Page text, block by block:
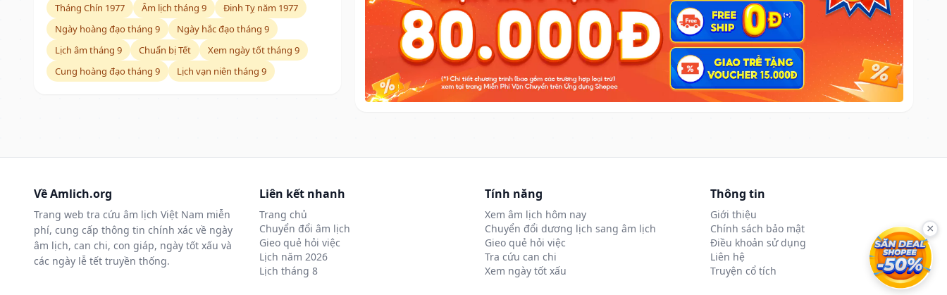
Tháng Chín 1977 Âm lịch tháng 9
Đinh Tỵ năm 1977
Ngày hoàng đạo tháng 9
Ngày hắc đạo tháng 9
Lịch âm tháng 9
Chuẩn bị Tết
Xem ngày tốt tháng 9
Cung hoàng đạo tháng 9
Lịch vạn niên tháng 9
Về Amlich.org
Trang web tra cứu âm lịch Việt Nam miễn
phí, cung cấp thông tin chính xác về ngày
âm lịch, can chi, con giáp, ngày tốt xấu và
các ngày lễ tết truyền thống.
Liên kết nhanh
Trang chủ
Chuyển đổi âm lịch
Gieo quẻ hỏi việc
Lịch năm 2026
Lịch tháng 8
Tính năng
Xem âm lịch hôm nay
Chuyển đổi dương lịch sang âm lịch
Gieo quẻ hỏi việc
Tra cứu can chi
Xem ngày tốt xấu
Thông tin
Giới thiệu
Chính sách bảo mật
Điều khoản sử dụng
Liên hệ
Truyện cổ tích
×